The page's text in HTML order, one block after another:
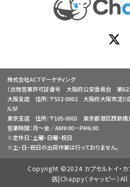
株式会社ACTマーケティング
（古物営業許可証番号 大阪府公安委員会 第
大阪支店 住所：〒532-0002 大阪府大阪市淀川
ル5F
東京支店 住所：〒105-0003 東京都港区西新橋
営業時間：月～金／AM9:00－PM6:00
※定休日：土曜・日曜・祝日
※土・日・祝日の出荷作業は行っておりません。
Copyright ©2024 カプセルトイ・カ
店|Chappy（チャッピー）